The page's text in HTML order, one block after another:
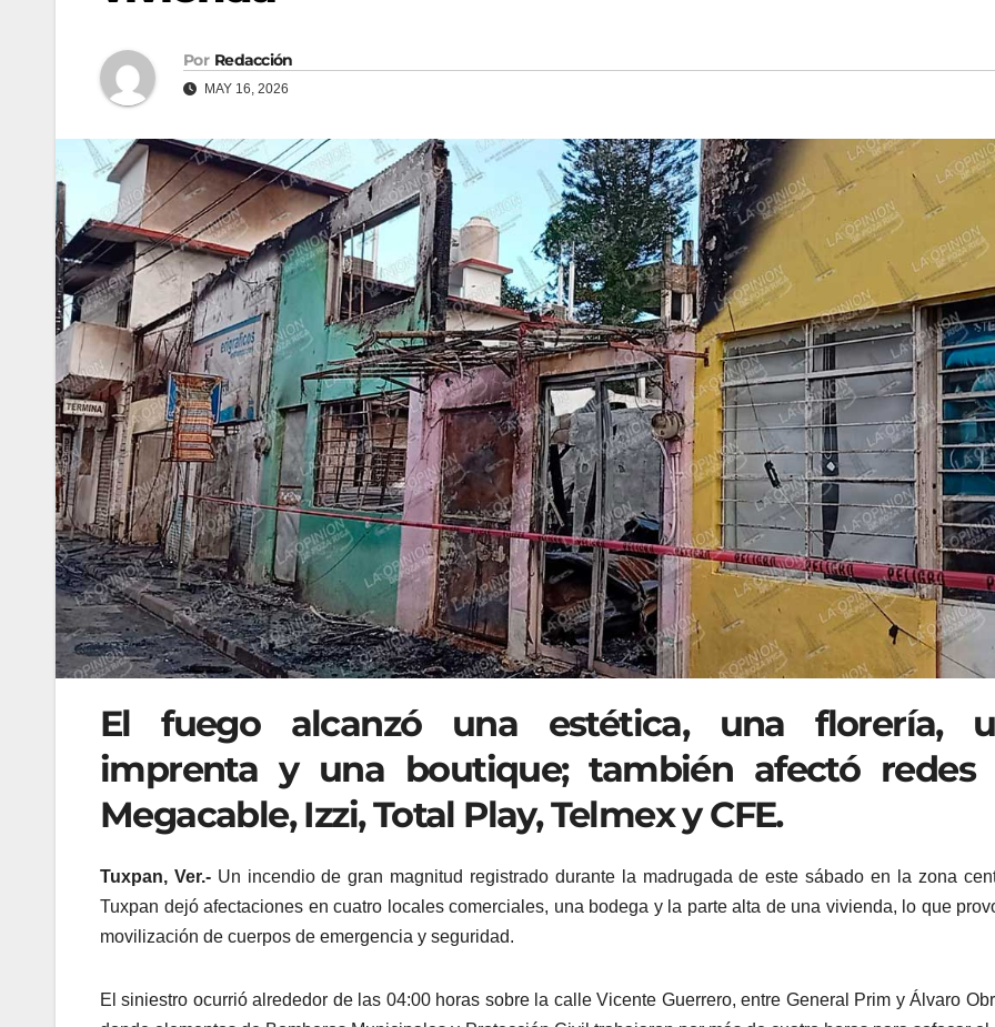
Por Redacción
MAY 16, 2026
El fuego alcanzó una estética, una florería,
imprenta y una boutique; también afectó redes
Megacable, Izzi, Total Play, Telmex y CFE.
Tuxpan, Ver.-Un incendio de gran magnitud registrado durante la madrugada de este sábado en la zona
Tuxpan dejó afectaciones en cuatro locales comerciales, una bodega y la parte alta de una vivienda, lo que
movilización de cuerpos de emergencia y seguridad.
El siniestro ocurrió alrededor de las 04:00 horas sobre la calle Vicente Guerrero, entre General Prim y Álvaro